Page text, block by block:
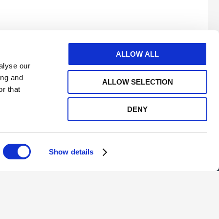
our
and
that
Show details
ALLOW ALL
ALLOW SELECTION
DENY
twitter